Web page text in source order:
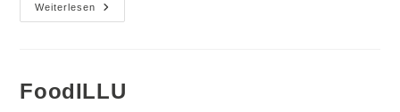
Weiterlesen ILLUmix
FoodILLU